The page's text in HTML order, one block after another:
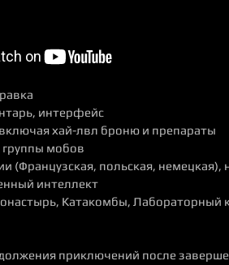
интерфейс
хай-лвл броню и препараты
мобов
(Французская, польская, немецкая),
интеллект
Катакомбы, Лабораторный
приключений после